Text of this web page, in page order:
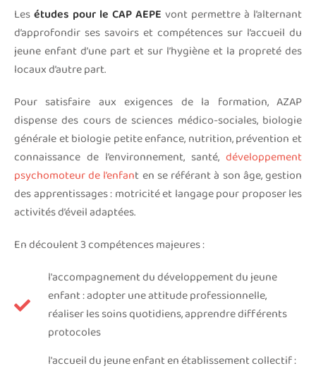
Les études pour le CAP AEPE vont permettre à l’alternant
d’approfondir ses savoirs et compétences sur l’accueil du
jeune enfant d’une part et sur l’hygiène et la propreté des
locaux d’autre part.
Pour satisfaire aux exigences de la formation, AZAP
dispense des cours de sciences médico-sociales, biologie
générale et biologie petite enfance, nutrition, prévention et
connaissance de l’environnement, santé, développement
psychomoteur de l’enfant en se référant à son âge, gestion
des apprentissages : motricité et langage pour proposer les
activités d’éveil adaptées.
En découlent 3 compétences majeures :
l'accompagnement du développement du jeune
enfant : adopter une attitude professionnelle,
réaliser les soins quotidiens, apprendre différents
protocoles
l'accueil du jeune enfant en établissement collectif :